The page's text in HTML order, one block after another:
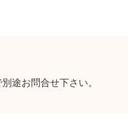
途お問合せ下さい。